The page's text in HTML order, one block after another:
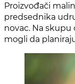
Proizvođači
predsednika
novac. Na
mogli da